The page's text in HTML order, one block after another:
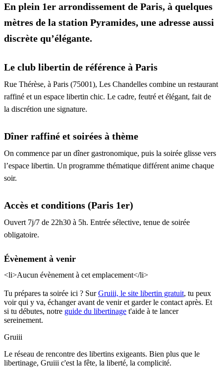
En plein 1er arrondissement de Paris, à quelques
mètres de la station Pyramides, une adresse aussi
discrète qu’élégante.
Le club libertin de référence à Paris
Rue Thérèse, à Paris (75001), Les Chandelles combine un restaurant
raffiné et un espace libertin chic. Le cadre, feutré et élégant, fait de
la discrétion une signature.
Dîner raffiné et soirées à thème
On commence par un dîner gastronomique, puis la soirée glisse vers
l’espace libertin. Un programme thématique différent anime chaque
soir.
Accès et conditions (Paris 1er)
Ouvert 7j/7 de 22h30 à 5h. Entrée sélective, tenue de soirée
obligatoire.
Évènement à venir
<li>Aucun évènement à cet emplacement</li>
Tu prépares ta soirée ici ? SurGruiii, le site libertin gratuit, tu peux
voir qui y va, échanger avant de venir et garder le contact après. Et
si tu débutes, notre guide du libertinage t'aide à te lancer
sereinement.
Gruiii
Le réseau de rencontre des libertins exigeants. Bien plus que le
libertinage, Gruiii c'est la fête, la liberté, la complicité.